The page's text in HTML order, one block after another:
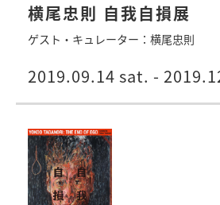
横尾忠則 自我自損展
ゲスト・キュレーター：横尾忠則
2019.09.14 sat. -